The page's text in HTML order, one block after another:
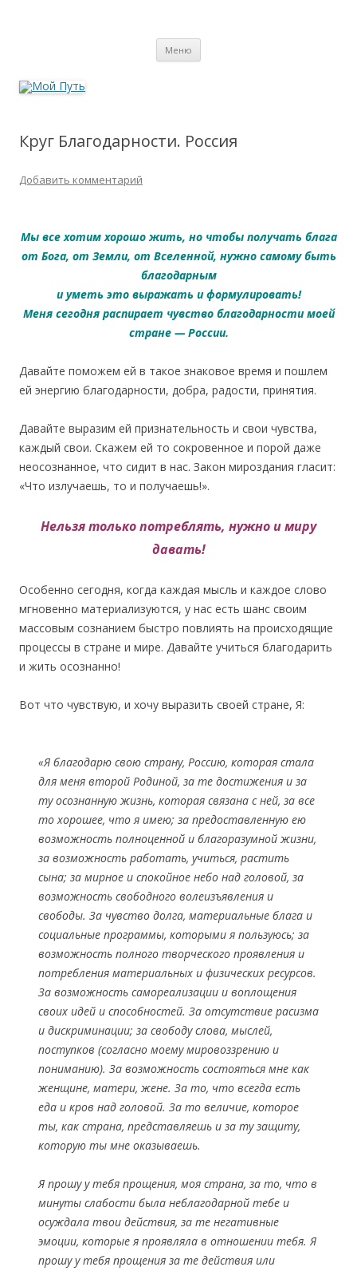
Меню
Круг Благодарности. Россия
Добавить комментарий
Мы все хотим хорошо жить, но чтобы получать блага
от Бога, от Земли, от Вселенной, нужно самому быть
благодарным
и уметь это выражать и формулировать!
Меня сегодня распирает чувство благодарности моей
стране — России.
Давайте поможем ей в такое знаковое время и пошлем
ей энергию благодарности, добра, радости, принятия.
Давайте выразим ей признательность и свои чувства,
каждый свои. Скажем ей то сокровенное и порой даже
неосознанное, что сидит в нас. Закон мироздания гласит:
«Что излучаешь, то и получаешь!».
Нельзя только потреблять, нужно и миру
давать!
Особенно сегодня, когда каждая мысль и каждое слово
мгновенно материализуются, у нас есть шанс своим
массовым сознанием быстро повлиять на происходящие
процессы в стране и мире. Давайте учиться благодарить
и жить осознанно!
Вот что чувствую, и хочу выразить своей стране, Я:
«Я благодарю свою страну, Россию, которая стала
для меня второй Родиной, за те достижения и за
ту осознанную жизнь, которая связана с ней, за все
то хорошее, что я имею; за предоставленную ею
возможность полноценной и благоразумной жизни,
за возможность работать, учиться, растить
сына; за мирное и спокойное небо над головой, за
возможность свободного волеизъявления и
свободы. За чувство долга, материальные блага и
социальные программы, которыми я пользуюсь; за
возможность полного творческого проявления и
потребления материальных и физических ресурсов.
За возможность самореализации и воплощения
своих идей и способностей. За отсутствие расизма
и дискриминации; за свободу слова, мыслей,
поступков (согласно моему мировоззрению и
пониманию). За возможность состояться мне как
женщине, матери, жене. За то, что всегда есть
еда и кров над головой. За то величие, которое
ты, как страна, представляешь и за ту защиту,
которую ты мне оказываешь.
Я прошу у тебя прощения, моя страна, за то, что в
минуты слабости была неблагодарной тебе и
осуждала твои действия, за те негативные
эмоции, которые я проявляла в отношении тебя. Я
прошу у тебя прощения за те действия или